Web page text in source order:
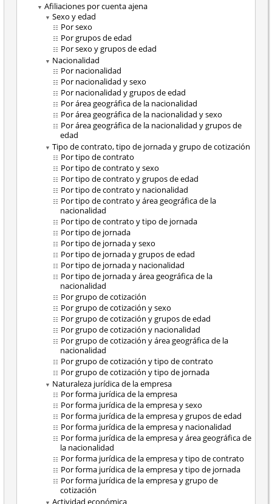
Afiliaciones por cuenta ajena
Sexo y edad
Por sexo
Por grupos de edad
Por sexo y grupos de edad
Nacionalidad
Por nacionalidad
Por nacionalidad y sexo
Por nacionalidad y grupos de edad
Por área geográfica de la nacionalidad
Por área geográfica de la nacionalidad y sexo
Por área geográfica de la nacionalidad y grupos de
edad
Tipo de contrato, tipo de jornada y grupo de cotización
Por tipo de contrato
Por tipo de contrato y sexo
Por tipo de contrato y grupos de edad
Por tipo de contrato y nacionalidad
Por tipo de contrato y área geográfica de la
nacionalidad
Por tipo de contrato y tipo de jornada
Por tipo de jornada
Por tipo de jornada y sexo
Por tipo de jornada y grupos de edad
Por tipo de jornada y nacionalidad
Por tipo de jornada y área geográfica de la
nacionalidad
Por grupo de cotización
Por grupo de cotización y sexo
Por grupo de cotización y grupos de edad
Por grupo de cotización y nacionalidad
Por grupo de cotización y área geográfica de la
nacionalidad
Por grupo de cotización y tipo de contrato
Por grupo de cotización y tipo de jornada
Naturaleza jurídica de la empresa
Por forma jurídica de la empresa
Por forma jurídica de la empresa y sexo
Por forma jurídica de la empresa y grupos de edad
Por forma jurídica de la empresa y nacionalidad
Por forma jurídica de la empresa y área geográfica de
la nacionalidad
Por forma jurídica de la empresa y tipo de contrato
Por forma jurídica de la empresa y tipo de jornada
Por forma jurídica de la empresa y grupo de
cotización
Actividad económica